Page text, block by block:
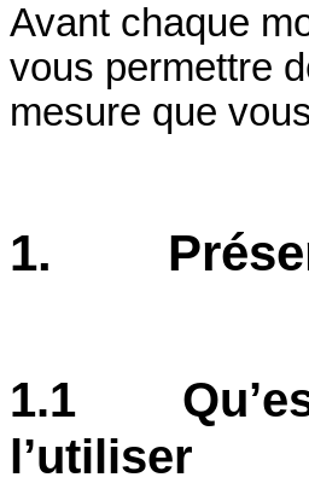
Avant chaque
vous permettre
mesure que
1.
1.1
l’utiliser